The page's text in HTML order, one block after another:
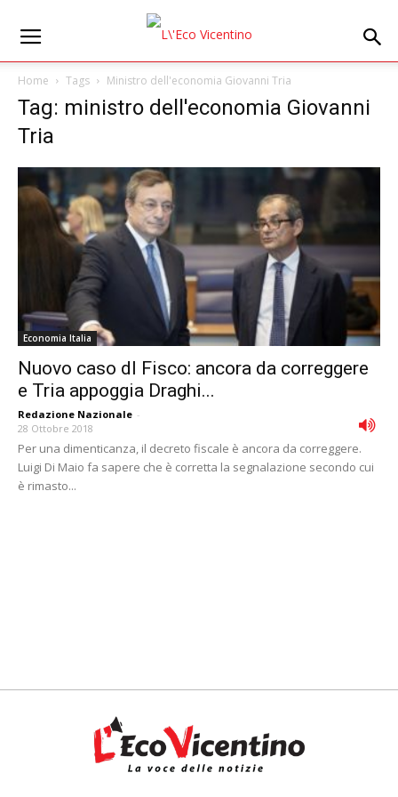
Home Tags Ministro dell'economia Giovanni Tria
Tag: ministro dell'economia Giovanni
Tria
Economia Italia
Nuovo caso dl Fisco: ancora da correggere
e Tria appoggia Draghi...
Redazione Nazionale -
28 Ottobre 2018
Per una dimenticanza, il decreto fiscale è ancora da correggere.
Luigi Di Maio fa sapere che è corretta la segnalazione secondo cui
è rimasto...